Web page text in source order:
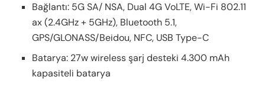
Bağlantı: 5G SA/ NSA, Dual 4G VoLTE, Wi-Fi 802.11
ax (2.4GHz + 5GHz), Bluetooth 5.1,
GPS/GLONASS/Beidou, NFC, USB Type-C
Batarya: 27w wireless şarj desteki 4.300 mAh
kapasiteli batarya